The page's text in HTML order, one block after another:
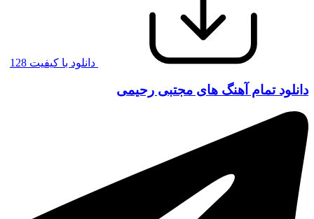
دانلود با کیفیت 128
دانلود تمام آهنگ های مجتبی رحیمی